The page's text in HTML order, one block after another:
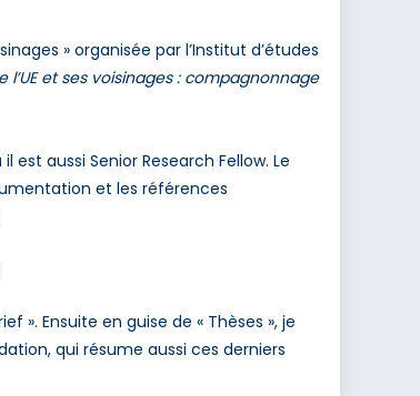
» organisée par l’Institut d’études
l’UE et ses voisinages : compagnonnage
aussi Senior Research Fellow. Le
et les références
». Ensuite en guise de « Thèses », je
qui résume aussi ces derniers